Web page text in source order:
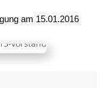
am 15.01.2016